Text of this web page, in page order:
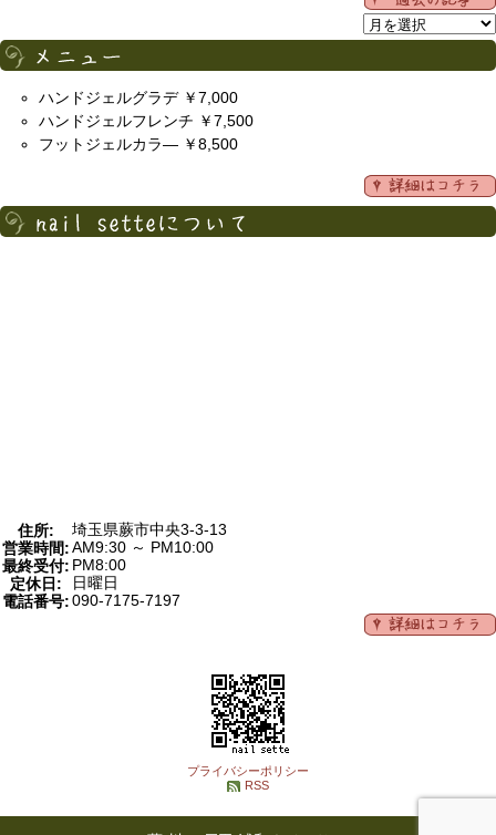
ハンドジェルグラデ ￥7,000
ハンドジェルフレンチ ￥7,500
フットジェルカラ― ￥8,500
住所:
埼玉県蕨市中央3-3-13
営業時間:AM9:30 ～ PM10:00
最終受付: PM8:00
定休日:
日曜日
電話番号:090-7175-7197
プライバシーポリシー
RSS